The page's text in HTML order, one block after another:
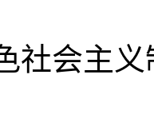
社会主